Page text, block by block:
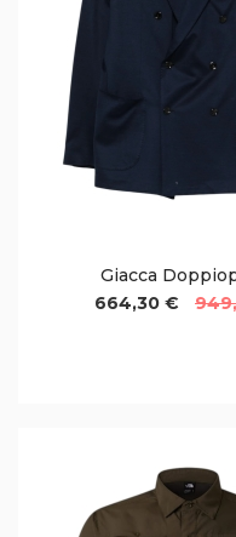
Giacca
664,30 €